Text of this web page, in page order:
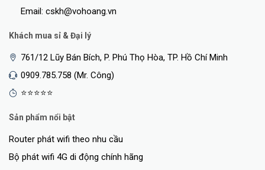
Email: cskh@vohoang.vn
Khách mua sỉ & Đại lý
761/12 Lũy Bán Bích, P. Phú Thọ Hòa, TP. Hồ Chí Minh
0909.785.758 (Mr. Công)
⭐⭐⭐⭐⭐
Sản phẩm nổi bật
Router phát wifi theo nhu cầu
Bộ phát wifi 4G di động chính hãng